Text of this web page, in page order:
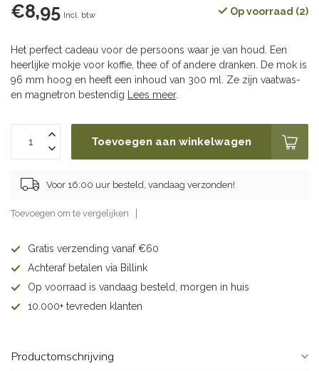
€8,95 Incl. btw Op voorraad (2)
Het perfect cadeau voor de persoons waar je van houd. Een
heerlijke mokje voor koffie, thee of of andere dranken. De mok is
96 mm hoog en heeft een inhoud van 300 ml. Ze zijn vaatwas-
en magnetron bestendig
Lees meer.
Toevoegen aan winkelwagen
Voor 16:00 uur besteld, vandaag verzonden!
Toevoegen om te vergelijken
Gratis verzending vanaf €60
Achteraf betalen via Billink
Op voorraad is vandaag besteld, morgen in huis
10.000+ tevreden klanten
Productomschrijving